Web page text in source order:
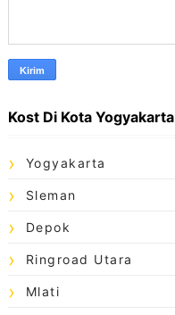
Kost Di Kota Yogyakarta
Yogyakarta
Sleman
Depok
Ringroad Utara
Mlati